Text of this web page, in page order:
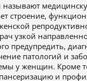
называют
строение,
узкой
предупредить,
патологий и
у женщин. Кроме
и